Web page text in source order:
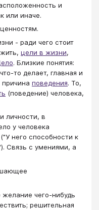
и
или иначе.
- ради чего стоит
цели в жизни,
. Близкие понятия:
то делает, главная и
поведения. То,
(поведение) человека,
личности, в
у человека
него способности к
Связь с умениями, а
чего-нибудь
решительная